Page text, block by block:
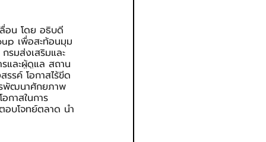
ลื่อน โดย อธิบดี
เพื่อสะท้อนมุม
รมส่งเสริมและ
ละผู้ดูแล สถาน
รค์ โอกาสไร้ขีด
รพัฒนาศักยภาพ
กาสในการ
อบโจทย์ตลาด นำ